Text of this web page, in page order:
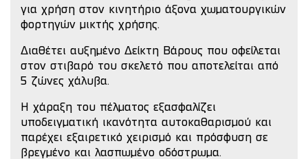
για χρήση στον κινητήριο άξονα χωματουργικών
φορτηγών μικτής χρήσης.
Διαθέτει αυξημένο Δείκτη Βάρους που οφείλεται
στον στιβαρό του σκελετό που αποτελείται από
5 ζώνες χάλυβα.
Η χάραξη του πέλματος εξασφαλίζει
υποδειγματική ικανότητα αυτοκαθαρισμού και
παρέχει εξαιρετικό χειρισμό και πρόσφυση σε
βρεγμένο και λασπωμένο οδόστρωμα.